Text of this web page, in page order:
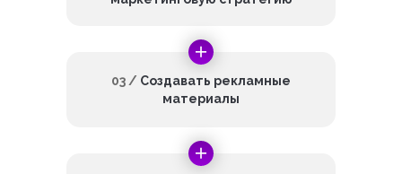
03 / Создавать рекламные
материалы